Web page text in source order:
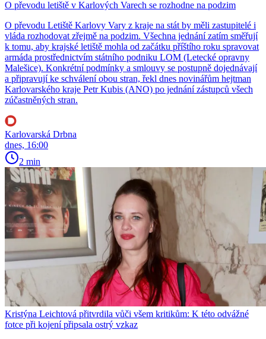
O převodu letiště v Karlových Varech se rozhodne na podzim
O převodu Letiště Karlovy Vary z kraje na stát by měli zastupitelé i
vláda rozhodovat zřejmě na podzim. Všechna jednání zatím směřují
k tomu, aby krajské letiště mohla od začátku příštího roku spravovat
armáda prostřednictvím státního podniku LOM (Letecké opravny
Malešice). Konkrétní podmínky a smlouvy se postupně dojednávají
a připravují ke schválení obou stran, řekl dnes novinářům hejtman
Karlovarského kraje Petr Kubis (ANO) po jednání zástupců všech
zúčastněných stran.
Karlovarská Drbna
dnes, 16:00
2 min
Kristýna Leichtová přitvrdila vůči všem kritikům: K této odvážné
fotce při kojení připsala ostrý vzkaz